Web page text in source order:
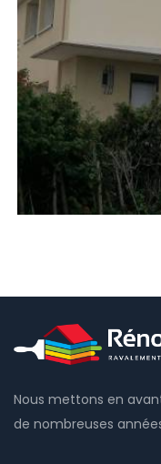
Nous mettons en
de nombreuses